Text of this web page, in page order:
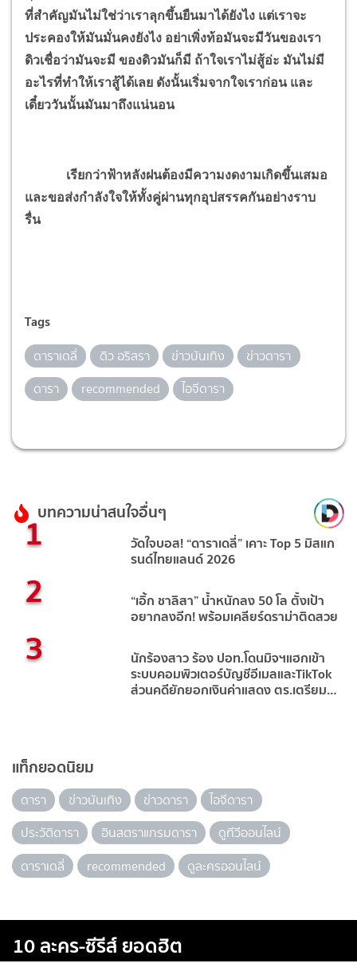
ที่สำคัญมันไม่ใช่ว่าเราลุกขึ้นยืนมาได้ยังไง แต่เราจะ
ประคองให้มันมั่นคงยังไง อย่าเพิ่งท้อมันจะมีวันของเรา
ดิวเชื่อว่ามันจะมี ของดิวมันก็มี ถ้าใจเราไม่สู้อ่ะ มันไม่มี
อะไรที่ทำให้เราสู้ได้เลย ดังนั้นเริ่มจากใจเราก่อน และ
เดี๋ยววันนั้นมันมาถึงแน่นอน
เรียกว่าฟ้าหลังฝนต้องมีความงดงามเกิดขึ้นเสมอ
และขอส่งกำลังใจให้ทั้งคู่ผ่านทุกอุปสรรคกันอย่างราบ
รื่น
Tags
ดาราเดลี่ ดิว อริสรา ข่าวบันเทิง
ข่าวดารา
ดารา
recommended ไอจีดารา
บทความน่าสนใจอื่นๆ
1 วัดใจบอส! “ดาราเดลี่” เคาะ Top 5 มิสแก
รนด์ไทยแลนด์ 2026
2 “เอิ้ก ชาลิสา” น้ำหนักลง 50 โล ตั้งเป้า
อยากลงอีก! พร้อมเคลียร์ดราม่าติดสวย
3 นักร้องสาว ร้อง ปอท.โดนมิจฯแฮกเข้า
ระบบคอมพิวเตอร์บัญชีอีเมลและTikTok
ส่วนคดียักยอกเงินค่าแสดง ตร.เตรียม
แท็กยอดนิยม
ดารา ข่าวบันเทิง ข่าวดารา
ไอจีดารา
ประวัติดารา
อินสตราแกรมดารา
ดูทีวีออนไลน์
ดาราเดลี่
recommended ดูละครออนไลน์
10 ละคร-ซีรีส์ ยอดฮิต